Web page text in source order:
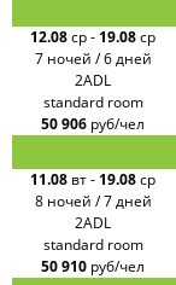
12.08ср- 19.08ср
7 ночей / 6 дней
2ADL
standard room
50 906 руб/чел
11.08 вт- 19.08ср
8 ночей / 7 дней
2ADL
standard room
50 910 руб/чел